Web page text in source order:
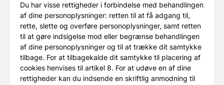
Du har visse rettigheder i forbindelse med behandlingen
af dine personoplysninger: retten til at få adgang til,
rette, slette og overføre personoplysninger, samt retten
til at gøre indsigelse mod eller begrænse behandlingen
af dine personoplysninger og til at trække dit samtykke
tilbage. For at tilbagekalde dit samtykke til placering af
cookies henvises til artikel 8. For at udøve en af dine
rettigheder kan du indsende en skriftlig anmodning til